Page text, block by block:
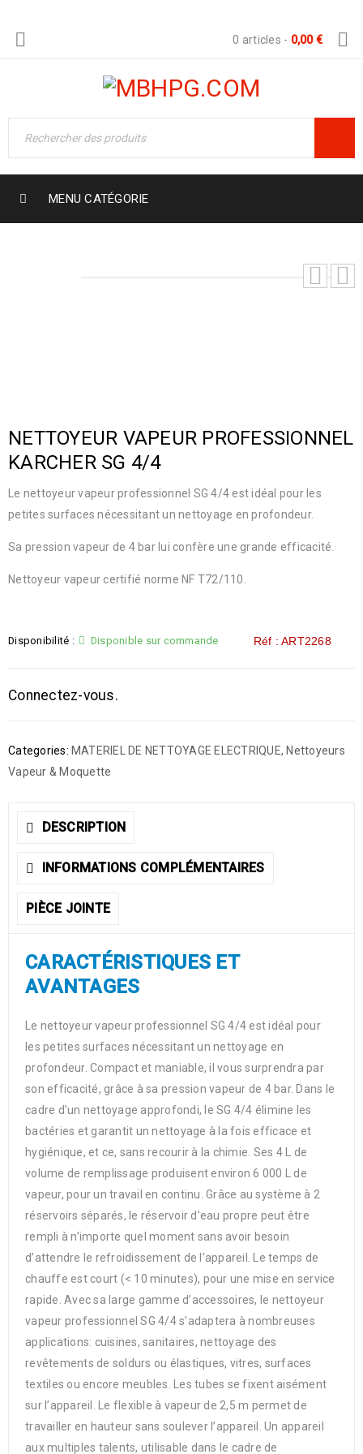
0 articles - 0,00€
MENU CATÉGORIE
NETTOYEUR VAPEUR PROFESSIONNEL
KARCHER SG 4/4
Le nettoyeur vapeur professionnel SG 4/4 est idéal pour les
petites surfaces nécessitant un nettoyage en profondeur.
Sa pression vapeur de 4 bar lui confère une grande efficacité.
Nettoyeur vapeur certifié norme NF T72/110.
Disponibilité : Disponible sur commande Réf : ART2268
Connectez-vous.
Categories: MATERIEL DE NETTOYAGE ELECTRIQUE, Nettoyeurs
Vapeur & Moquette
DESCRIPTION
INFORMATIONS COMPLÉMENTAIRES
PIÈCE JOINTE
CARACTÉRISTIQUES ET
AVANTAGES
Le nettoyeur vapeur professionnel SG 4/4 est idéal pour
les petites surfaces nécessitant un nettoyage en
profondeur. Compact et maniable, il vous surprendra par
son efficacité, grâce à sa pression vapeur de 4 bar. Dans le
cadre d’un nettoyage approfondi, le SG 4/4 élimine les
bactéries et garantit un nettoyage à la fois efficace et
hygiénique, et ce, sans recourir à la chimie. Ses 4 L de
volume de remplissage produisent environ 6 000 L de
vapeur, pour un travail en continu. Grâce au système à 2
réservoirs séparés, le réservoir d’eau propre peut être
rempli à n’importe quel moment sans avoir besoin
d’attendre le refroidissement de l’appareil. Le temps de
chauffe est court (< 10 minutes), pour une mise en service
rapide. Avec sa large gamme d’accessoires, le nettoyeur
vapeur professionnel SG 4/4 s’adaptera à nombreuses
applications: cuisines, sanitaires, nettoyage des
revêtements de soldurs ou élastiques, vitres, surfaces
textiles ou encore meubles. Les tubes se fixent aisément
sur l’appareil. Le flexible à vapeur de 2,5 m permet de
travailler en hauteur sans soulever l’appareil. Un appareil
aux multiples talents, utilisable dans le cadre de